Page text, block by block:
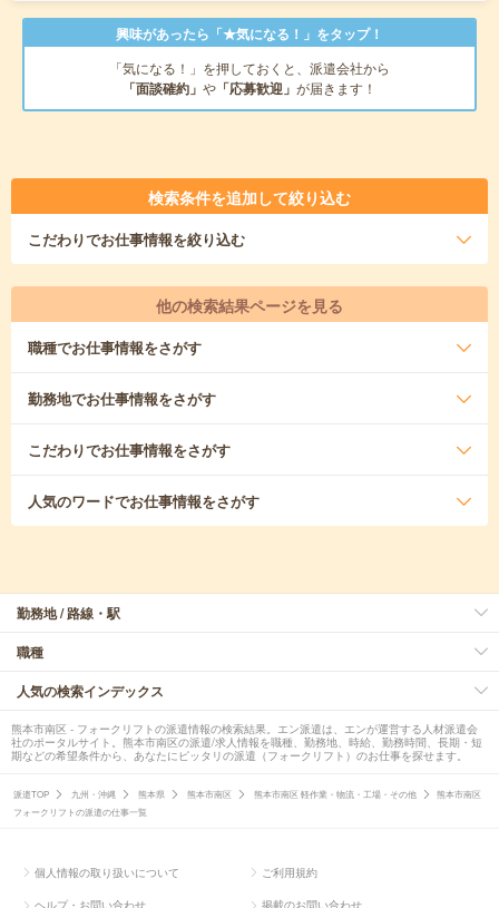
興味があったら「★気になる！」をタップ！
「気になる！」を押しておくと、派遣会社から
「面談確約」 や 「応募歓迎」 が届きます！
検索条件を追加して絞り込む
こだわりでお仕事情報を絞り込む
他の検索結果ページを見る
職種でお仕事情報をさがす
勤務地でお仕事情報をさがす
こだわりでお仕事情報をさがす
人気のワードでお仕事情報をさがす
勤務地 / 路線・駅
職種
人気の検索インデックス
熊本市南区 - フォークリフトの派遣情報の検索結果。エン派遣は、エンが運営する人材派遣会
社のポータルサイト。熊本市南区の派遣/求人情報を職種、勤務地、時給、勤務時間、長期・短
期などの希望条件から、あなたにピッタリの派遣（フォークリフト）のお仕事を探せます。
派遣TOP 九州・沖縄 熊本県 熊本市南区 熊本市南区 軽作業・物流・工場・その他
熊本市南区
フォークリフトの派遣の仕事一覧
個人情報の取り扱いについて ご利用規約